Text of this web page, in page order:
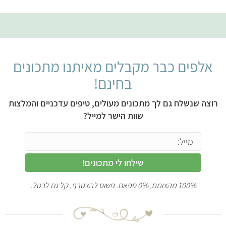
אלפים כבר מקבלים מאיתנו מתכונים
בחינם!
רוצה שנשלח גם לך מתכונים מעולים, טיפים עדכניים והמלצות
שוות הישר למייל?
שילחו לי מתכונים!
100% מהצומח, 0% ספאם. פשוט להצטרף, קל גם לבטל.